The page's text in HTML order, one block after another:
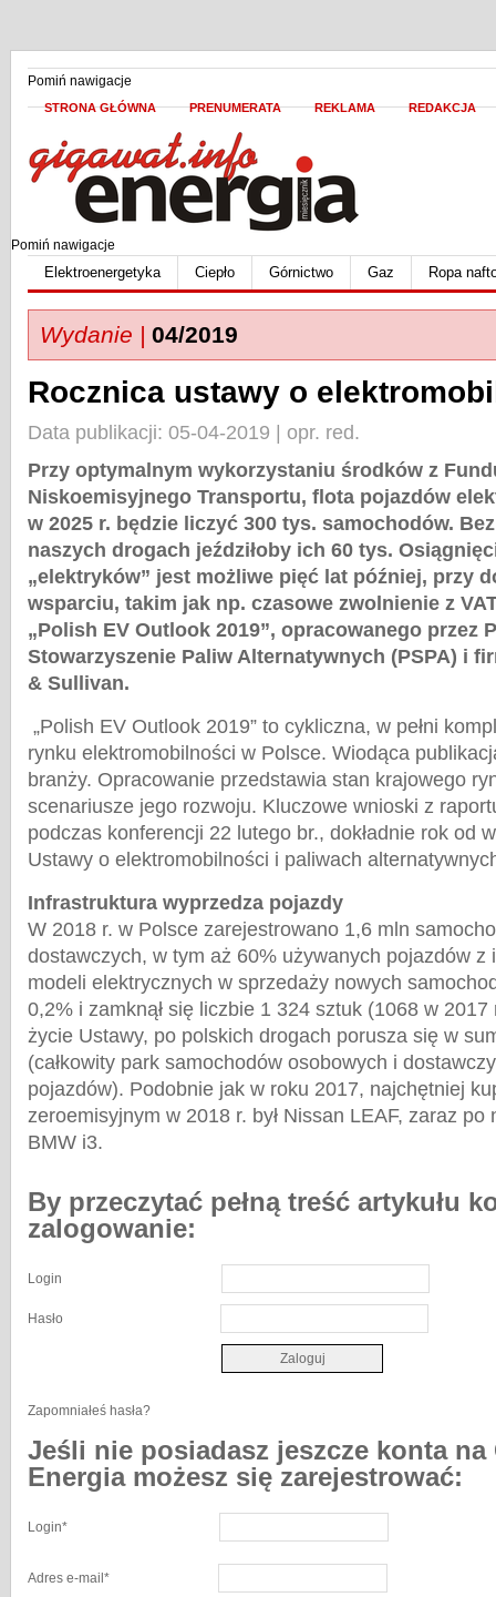
Pomiń nawigacje
STRONA GŁÓWNA PRENUMERATA REKLAMA REDAKCJA
Pomiń nawigacje
Elektroenergetyka Ciepło Górnictwo Gaz Ropa
Wydanie | 04/2019
Rocznica ustawy o
Data publikacji: 05-04-2019 | opr. red.
Przy optymalnym wykorzystaniu środków z
Niskoemisyjnego Transportu, flota pojazdów
w 2025 r. będzie liczyć 300 tys. samochodów.
naszych drogach jeździłoby ich 60 tys.
„elektryków” jest możliwe pięć lat później, przy
wsparciu, takim jak np. czasowe zwolnienie z
„Polish EV Outlook 2019”, opracowanego przez
Stowarzyszenie Paliw Alternatywnych (PSPA) i
& Sullivan.
„Polish EV Outlook 2019” to cykliczna, w pełni
rynku elektromobilności w Polsce. Wiodąca
branży. Opracowanie przedstawia stan krajowego
scenariusze jego rozwoju. Kluczowe wnioski z
podczas konferencji 22 lutego br., dokładnie rok od
Ustawy o elektromobilności i paliwach
Infrastruktura wyprzedza pojazdy
W 2018 r. w Polsce zarejestrowano 1,6 mln
dostawczych, w tym aż 60% używanych pojazdów z
modeli elektrycznych w sprzedaży nowych
0,2% i zamknął się liczbie 1 324 sztuk (1068 w
życie Ustawy, po polskich drogach porusza się w
(całkowity park samochodów osobowych i
pojazdów). Podobnie jak w roku 2017, najchętniej
zeroemisyjnym w 2018 r. był Nissan LEAF, zaraz po
BMW i3.
By przeczytać pełną treść artykułu
zalogowanie:
Login
Hasło
Zapomniałeś hasła?
Jeśli nie posiadasz jeszcze konta na
Energia możesz się zarejestrować:
Login*
Adres e-mail *